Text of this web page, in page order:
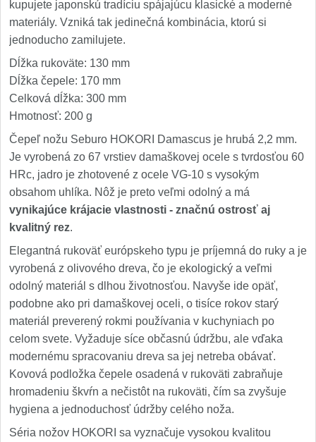
kupujete japonskú tradíciu spájajúcu klasické a moderné
materiály. Vzniká tak jedinečná kombinácia, ktorú si
jednoducho zamilujete.
Dĺžka rukoväte: 130 mm
Dĺžka čepele: 170 mm
Celková dĺžka: 300 mm
Hmotnosť: 200 g
Čepeľ nožu Seburo HOKORI Damascus je hrubá 2,2 mm.
Je vyrobená zo 67 vrstiev damaškovej ocele s tvrdosťou 60
HRc, jadro je zhotovené z ocele VG-10 s vysokým
obsahom uhlíka. Nôž je preto veľmi odolný a má
vynikajúce krájacie vlastnosti - značnú ostrosť aj
kvalitný rez.
Elegantná rukoväť európskeho typu je príjemná do ruky a je
vyrobená z olivového dreva, čo je ekologický a veľmi
odolný materiál s dlhou životnosťou. Navyše ide opäť,
podobne ako pri damaškovej oceli, o tisíce rokov starý
materiál preverený rokmi používania v kuchyniach po
celom svete. Vyžaduje síce občasnú údržbu, ale vďaka
modernému spracovaniu dreva sa jej netreba obávať.
Kovová podložka čepele osadená v rukoväti zabraňuje
hromadeniu škvŕn a nečistôt na rukoväti, čím sa zvyšuje
hygiena a jednoduchosť údržby celého noža.
Séria nožov HOKORI sa vyznačuje vysokou kvalitou